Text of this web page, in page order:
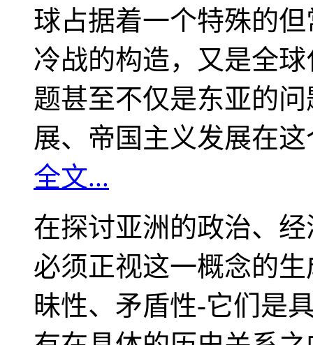
球占据着一个特殊的
冷战的构造，又是全
题甚至不仅是东亚的
展、帝国主义发展在
全文...
在探讨亚洲的政治、
必须正视这一概念的
昧性、矛盾性-它们是